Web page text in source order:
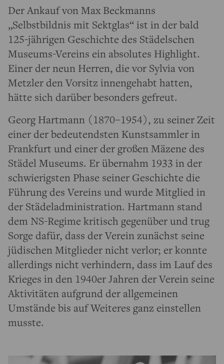
Der Ankauf von Max Beckmanns
„Selbstbildnis mit Sektglas“ ist in der bald
125-jährigen Geschichte des Städelschen
Museums-Vereins ein absolutes Highlight.
Einer der neun Herren, die vor Sylvia von
Metzler den Vorsitz innengehabt hatten,
hätte sich darüber besonders gefreut.
Georg Hartmann (1870–1954), zu seiner Zeit
einer der bedeutendsten Kunstsammler in
Frankfurt und einer der großen Mäzene des
Städel Museums. Er übernahm 1933 in der
schwierigsten Phase seiner Geschichte die
Führung des Vereins und wurde Mitglied in
der Städeladministration. Hartmann stand
dem NS-Regime kritisch gegenüber und trug
Sorge dafür, dass der Verein zunächst seine
jüdischen Mitglieder nicht verlor; er konnte
allerdings nicht verhindern, dass im Lauf des
Krieges in den 1940er Jahren der Verein seine
Aktivitäten aufgrund der allgemeinen
Umstände bis auf Weiteres ganz einstellen
musste.